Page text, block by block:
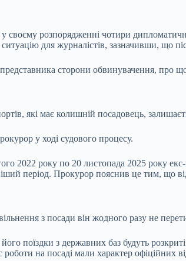
розпорядженні чотири
для журналістів, зазначивши, що
представника сторони обвинувачення,
які має колишній посадовець,
у ході судового процесу.
2022 року по 20 листопада 2025 року
період. Прокурор пояснив це тим,
з посади він жодного разу не
поїздки з державних баз будуть
на посаді мали характер офіційних